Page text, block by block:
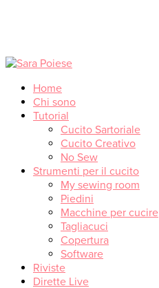
Home
Chi sono
Tutorial
Cucito Sartoriale
Cucito Creativo
No Sew
Strumenti per il cucito
My sewing room
Piedini
Macchine per cucire
Tagliacuci
Copertura
Software
Riviste
Dirette Live